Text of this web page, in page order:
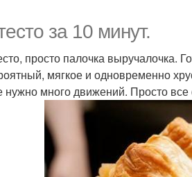
за 10 минут.
просто палочка выручалочка.
мягкое и одновременно
нужно много движений. Просто